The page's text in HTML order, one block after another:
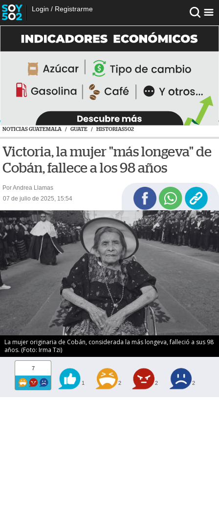
Login / Registrarme
NOTICIAS GUATEMALA / GUATE / HISTORIAS502
Victoria, la mujer "más longeva" de
Cobán, fallece a los 98 años
Por Andrea Llamas
07 de julio de 2025, 15:54
La mujer originaria de Cobán, considerada la más longeva, falleció a sus 98
años. (Foto: Irma Tzi)
7
1 2 2 2